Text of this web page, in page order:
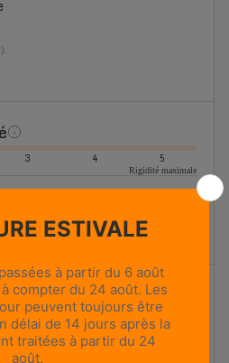
3 4 5
Rigidité maximale
légère. Flexion souple avec une
les randonnées à la journée.
3 4 5
Amorti maximal